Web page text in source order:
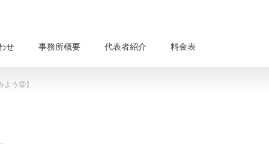
せ 事務所概要 代表者紹介 料金表
よう⑫】